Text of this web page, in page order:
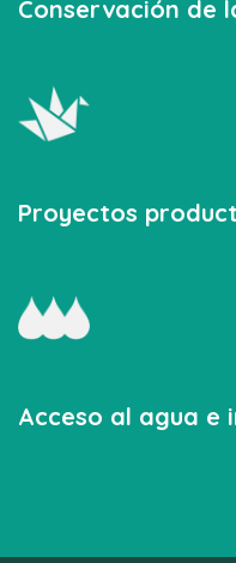
Conservación de
Proyectos
Acceso al agua